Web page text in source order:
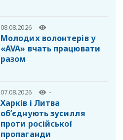
08.08.2026 -
Молодих волонтерів у
«AVA» вчать працювати
разом
07.08.2026 -
Харків і Литва
об’єднують зусилля
проти російської
пропаганди